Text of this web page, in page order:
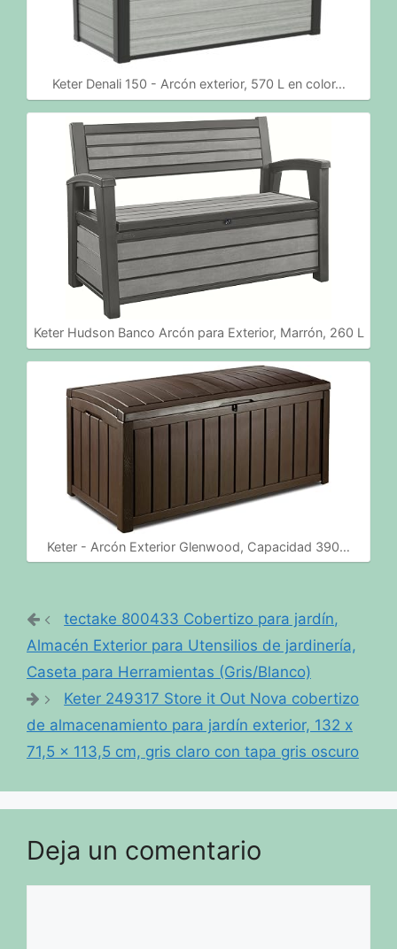
Keter Denali 150 - Arcón exterior, 570 L en color…
Keter Hudson Banco Arcón para Exterior, Marrón, 260 L
Keter - Arcón Exterior Glenwood, Capacidad 390…
tectake 800433 Cobertizo para jardín,
Almacén Exterior para Utensilios de jardinería,
Caseta para Herramientas (Gris/Blanco)
Keter 249317 Store it Out Nova cobertizo
de almacenamiento para jardín exterior, 132 x
71,5 x 113,5 cm, gris claro con tapa gris oscuro
Deja un comentario